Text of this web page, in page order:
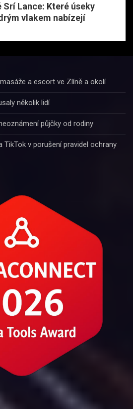
Srí Lance: Které úseky
vlakem nabízejí
a escort ve Zlíně a okolí
několik lidí
půjčky od rodiny
TikTok v porušení pravidel ochrany